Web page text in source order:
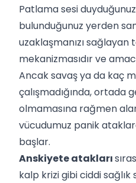
Patlama sesi
bulunduğunuz yerden
uzaklaşmanızı
mekanizmasıdır ve
Ancak savaş ya da kaç
çalışmadığında, ortada
olmamasına rağmen
vücudumuz panik
başlar.
Anskiyete atakları
kalp krizi gibi ciddi